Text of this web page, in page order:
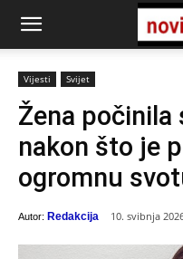
Vijesti Svijet
Žena
nakon što je
ogromnu
Autor: Redakcija 10. svibnja